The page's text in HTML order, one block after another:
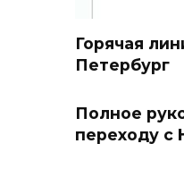
Горячая
Петербург
Полное
переходу с